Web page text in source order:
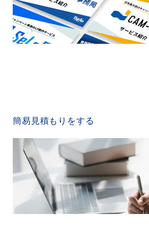
簡易見積もりをする